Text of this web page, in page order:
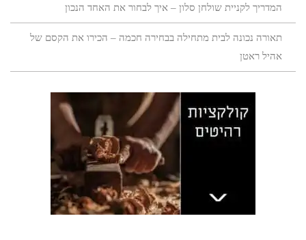
המדריך לקניית שולחן סלון – איך לבחור את האחד הנכון
תאורה נכונה לבית מתחילה בבחירה חכמה – הכירו את הקסם של
אהיל ראטן